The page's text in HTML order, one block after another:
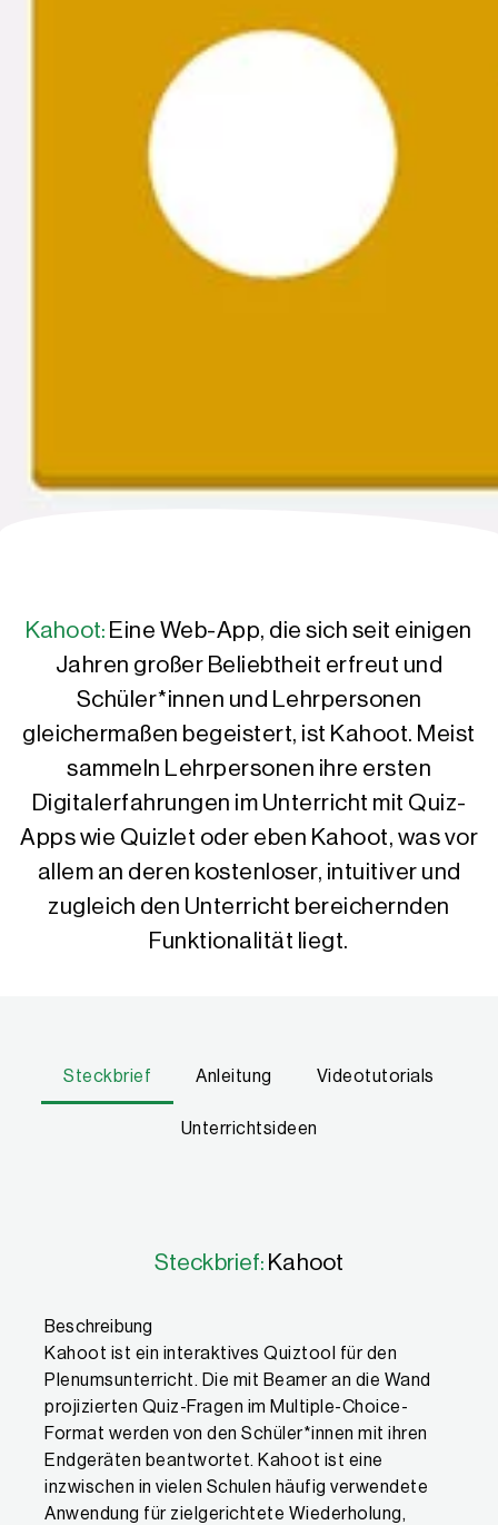
Kahoot: Eine Web-App, die sich seit einigen
Jahren großer Beliebtheit erfreut und
Schüler*innen und Lehrpersonen
gleichermaßen begeistert, ist Kahoot. Meist
sammeln Lehrpersonen ihre ersten
Digitalerfahrungen im Unterricht mit Quiz-
Apps wie Quizlet oder eben Kahoot, was vor
allem an deren kostenloser, intuitiver und
zugleich den Unterricht bereichernden
Funktionalität liegt.
Steckbrief Anleitung Videotutorials
Unterrichtsideen
Steckbrief: Kahoot
Beschreibung
Kahoot ist ein interaktives Quiztool für den
Plenumsunterricht. Die mit Beamer an die Wand
projizierten Quiz-Fragen im Multiple-Choice-
Format werden von den Schüler*innen mit ihren
Endgeräten beantwortet. Kahoot ist eine
inzwischen in vielen Schulen häufig verwendete
Anwendung für zielgerichtete Wiederholung,